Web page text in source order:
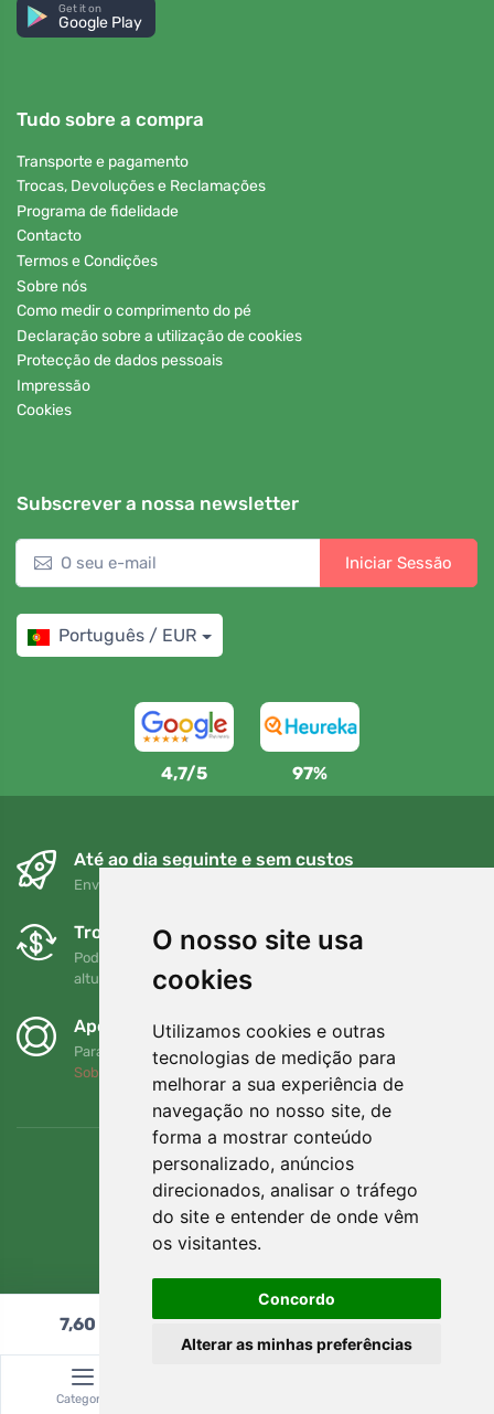
O nosso site usa
cookies
Utilizamos cookies e outras
tecnologias de medição para
melhorar a sua experiência de
navegação no nosso site, de
forma a mostrar conteúdo
personalizado, anúncios
direcionados, analisar o tráfego
do site e entender de onde vêm
os visitantes.
Concordo
Alterar as minhas preferências
Get it on
Google Play
Tudo sobre a compra
Transporte e pagamento
Trocas, Devoluções e Reclamações
Programa de fidelidade
Contacto
Termos e Condições
Sobre nós
Como medir o comprimento do pé
Declaração sobre a utilização de cookies
Protecção de dados pessoais
Impressão
Cookies
Subscrever a nossa newsletter
Iniciar Sessão
Português / EUR
4,7/5 97%
Até ao dia seguinte e sem custos
Envio gratuito para encomendas superiores a 80 EUR
Trocas e devoluções gratuitas
Pode devolver ou trocar a sua encomenda em qualquer
altura no prazo de 90 dias
Apoiamos a Trees.org
Para cada encomenda plantamos uma árvore! Leia mais
Sobre nós
7,60 Adicionar ao carrinho
Categoria